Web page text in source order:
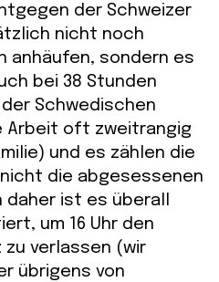
der Schweizer
nicht noch
anhäufen, sondern es
bei 38 Stunden
Schwedischen
Arbeit oft zweitrangig
und es zählen die
die abgesessenen
daher ist es überall
um 16 Uhr den
verlassen (wir
übrigens von